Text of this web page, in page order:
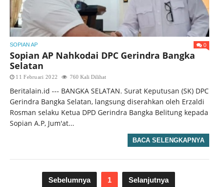
SOPIAN AP 0
Sopian AP Nahkodai DPC Gerindra Bangka
Selatan
11 Februari 2022 760 Kali Dilihat
Beritalain.id --- BANGKA SELATAN. Surat Keputusan (SK) DPC
Gerindra Bangka Selatan, langsung diserahkan oleh Erzaldi
Rosman selaku Ketua DPD Gerindra Bangka Belitung kepada
Sopian A.P, Jum'at...
BACA SELENGKAPNYA
Sebelumnya 1 Selanjutnya